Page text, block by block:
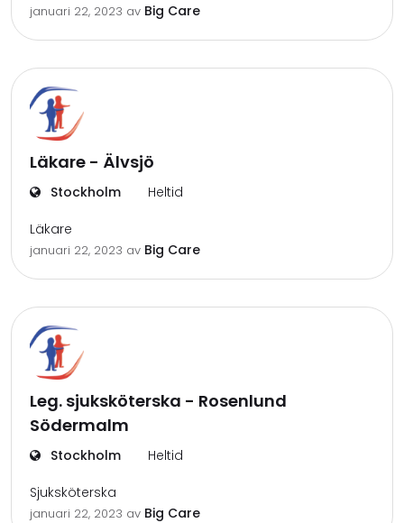
januari 22, 2023 av Big Care
Läkare - Älvsjö
Stockholm Heltid
Läkare
januari 22, 2023 av Big Care
Leg. sjuksköterska - Rosenlund
Södermalm
Stockholm Heltid
Sjuksköterska
januari 22, 2023 av Big Care